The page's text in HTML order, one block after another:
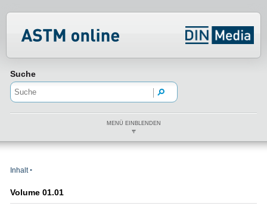
Suche
MENÜ EINBLENDEN
Inhalt
Volume 01.01